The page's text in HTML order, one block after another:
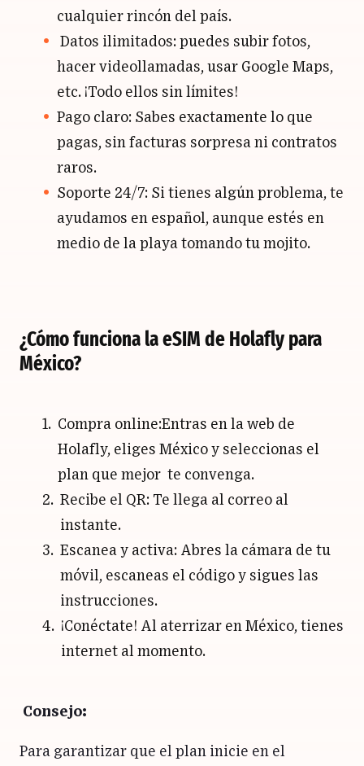
cualquier rincón del país.
Datos ilimitados: puedes subir fotos,
hacer videollamadas, usar Google Maps,
etc. ¡Todo ellos sin límites!
Pago claro: Sabes exactamente lo que
pagas, sin facturas sorpresa ni contratos
raros.
Soporte 24/7: Si tienes algún problema, te
ayudamos en español, aunque estés en
medio de la playa tomando tu mojito.
¿Cómo funciona la eSIM de Holafly para
México?
Compra online:Entras en la web de
Holafly, eliges México y seleccionas el
plan que mejor te convenga.
Recibe el QR: Te llega al correo al
instante.
Escanea y activa: Abres la cámara de tu
móvil, escaneas el código y sigues las
instrucciones.
¡Conéctate! Al aterrizar en México, tienes
internet al momento.
Consejo:
Para garantizar que el plan inicie en el